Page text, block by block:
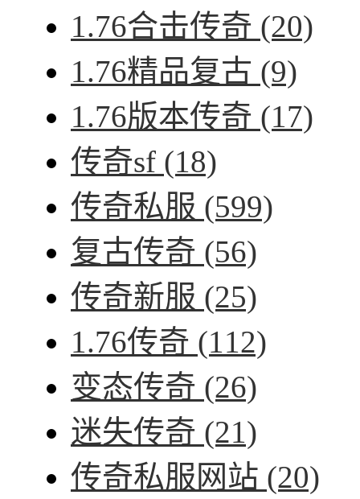
1.76合击传奇 (20)
1.76精品复古 (9)
1.76版本传奇 (17)
传奇sf (18)
传奇私服 (599)
复古传奇 (56)
传奇新服 (25)
1.76传奇 (112)
变态传奇 (26)
迷失传奇 (21)
传奇私服网站 (20)